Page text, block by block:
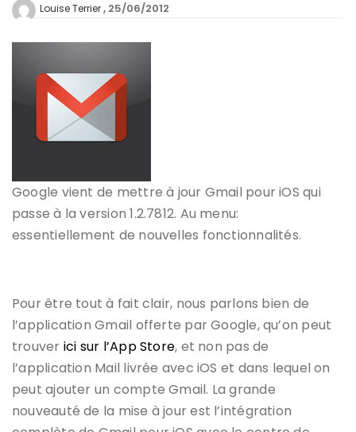
Louise Terrier 25/06/2012
Google vient de mettre à jour Gmail pour iOS qui
passe à la version 1.2.7812. Au menu:
essentiellement de nouvelles fonctionnalités.
Pour être tout à fait clair, nous parlons bien de
l’application Gmail offerte par Google, qu’on peut
trouver ici sur l’App Store, et non pas de
l’application Mail livrée avec iOS et dans lequel on
peut ajouter un compte Gmail. La grande
nouveauté de la mise à jour est l’intégration